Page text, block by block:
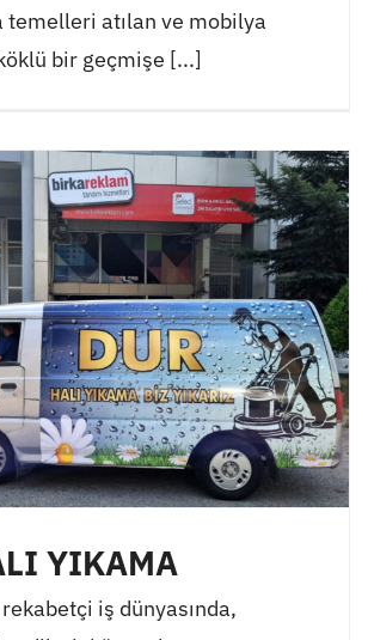
temelleri atılan ve mobilya
bir geçmişe [...]
YIKAMA
iş dünyasında,